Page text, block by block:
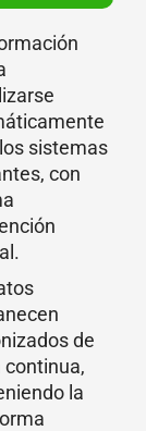
sistemas
con
de
la